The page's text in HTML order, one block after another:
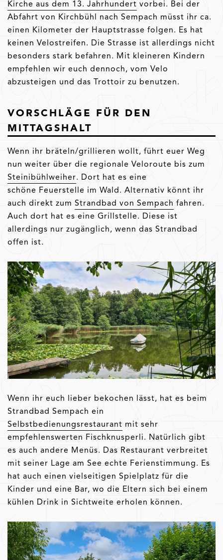
Kirche aus dem 13. Jahrhundert vorbei. Bei der
Abfahrt von Kirchbühl nach Sempach müsst ihr ca.
einen Kilometer der Hauptstrasse folgen. Es hat
keinen Velostreifen. Die Strasse ist allerdings nicht
besonders stark befahren. Mit kleineren Kindern
empfehlen wir euch dennoch, vom Velo
abzusteigen und das Trottoir zu benutzen.
VORSCHLÄGE FÜR DEN
MITTAGSHALT
Wenn ihr bräteln/grillieren wollt, führt euer Weg
nun weiter über die regionale Veloroute bis zum
Steinibühlweiher. Dort hat es eine
schöne Feuerstelle im Wald. Alternativ könnt ihr
auch direkt zum Strandbad von Sempach fahren.
Auch dort hat es eine Grillstelle. Diese ist
allerdings nur zugänglich, wenn das Strandbad
offen ist.
Wenn ihr euch lieber bekochen lässt, hat es beim
Strandbad Sempach ein
Selbstbedienungsrestaurant mit sehr
empfehlenswerten Fischknusperli. Natürlich gibt
es auch andere Menüs. Das Restaurant verbreitet
mit seiner Lage am See echte Ferienstimmung. Es
hat auch einen vielseitigen Spielplatz für die
Kinder und eine Bar, wo die Eltern sich bei einem
kühlen Drink in Sichtweite erholen können.